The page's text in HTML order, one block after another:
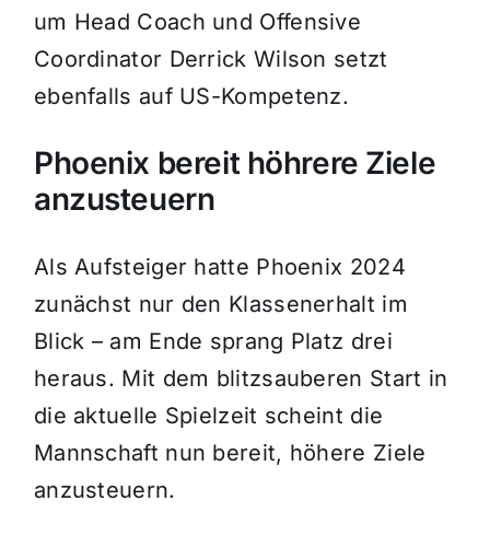
um Head Coach und Offensive
Coordinator Derrick Wilson setzt
ebenfalls auf US-Kompetenz.
Phoenix bereit höhrere Ziele
anzusteuern
Als Aufsteiger hatte Phoenix 2024
zunächst nur den Klassenerhalt im
Blick – am Ende sprang Platz drei
heraus. Mit dem blitzsauberen Start in
die aktuelle Spielzeit scheint die
Mannschaft nun bereit, höhere Ziele
anzusteuern.